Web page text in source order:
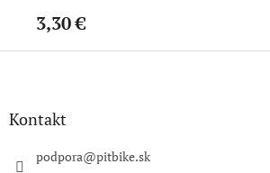
3,30 €
Z
Kontakt
podpora@pitbike.sk